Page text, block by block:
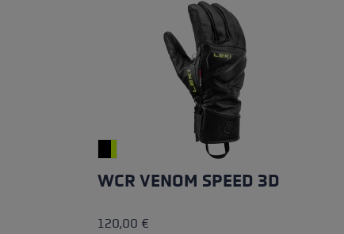
WCR VENOM SPEED 3D
120,00 €